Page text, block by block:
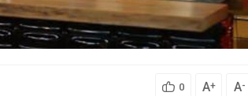
0 A+ A-